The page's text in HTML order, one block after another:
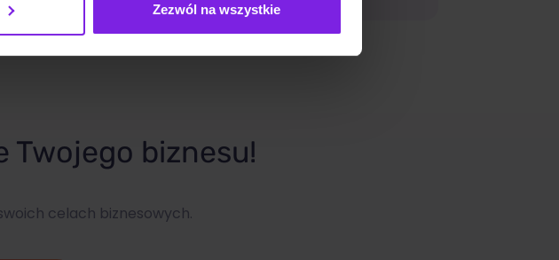
Zezwól na wszystkie
Twojego biznesu!
celach biznesowych.